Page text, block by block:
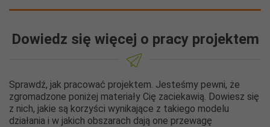
Dowiedz się więcej o pracy projektem
Sprawdź, jak pracować projektem. Jesteśmy pewni, że
zgromadzone poniżej materiały Cię zaciekawią. Dowiesz się
z nich, jakie są korzyści wynikające z takiego modelu
działania i w jakich obszarach dają one przewagę